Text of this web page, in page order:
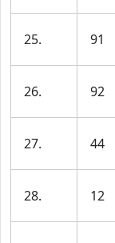
25. 91
26. 92
27. 44
28. 12